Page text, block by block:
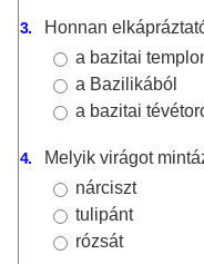
3.
Honnan
a bazitai
a Bazilikából
a bazitai
4.
Melyik virágot
nárciszt
tulipánt
rózsát